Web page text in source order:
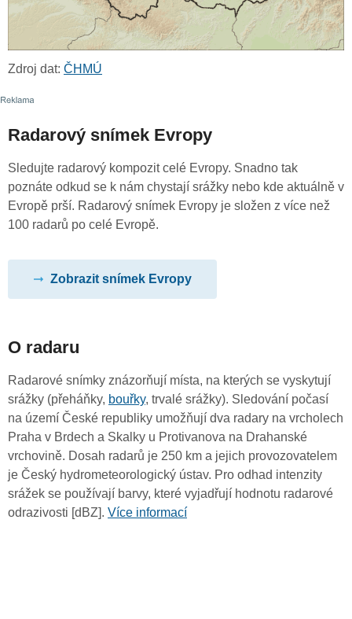
Zdroj dat: ČHMÚ
Radarový snímek Evropy
Sledujte radarový kompozit celé Evropy. Snadno tak
poznáte odkud se k nám chystají srážky nebo kde aktuálně v
Evropě prší. Radarový snímek Evropy je složen z více než
100 radarů po celé Evropě.
Zobrazit snímek Evropy
O radaru
Radarové snímky znázorňují místa, na kterých se vyskytují
srážky (přeháňky, bouřky, trvalé srážky). Sledování počasí
na území České republiky umožňují dva radary na vrcholech
Praha v Brdech a Skalky u Protivanova na Drahanské
vrchovině. Dosah radarů je 250 km a jejich provozovatelem
je Český hydrometeorologický ústav. Pro odhad intenzity
srážek se používají barvy, které vyjadřují hodnotu radarové
odrazivosti [dBZ]. Více informací